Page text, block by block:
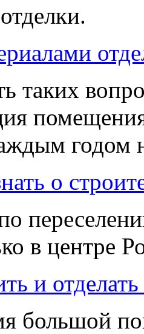
таких
годом
о
в центре
и
большой